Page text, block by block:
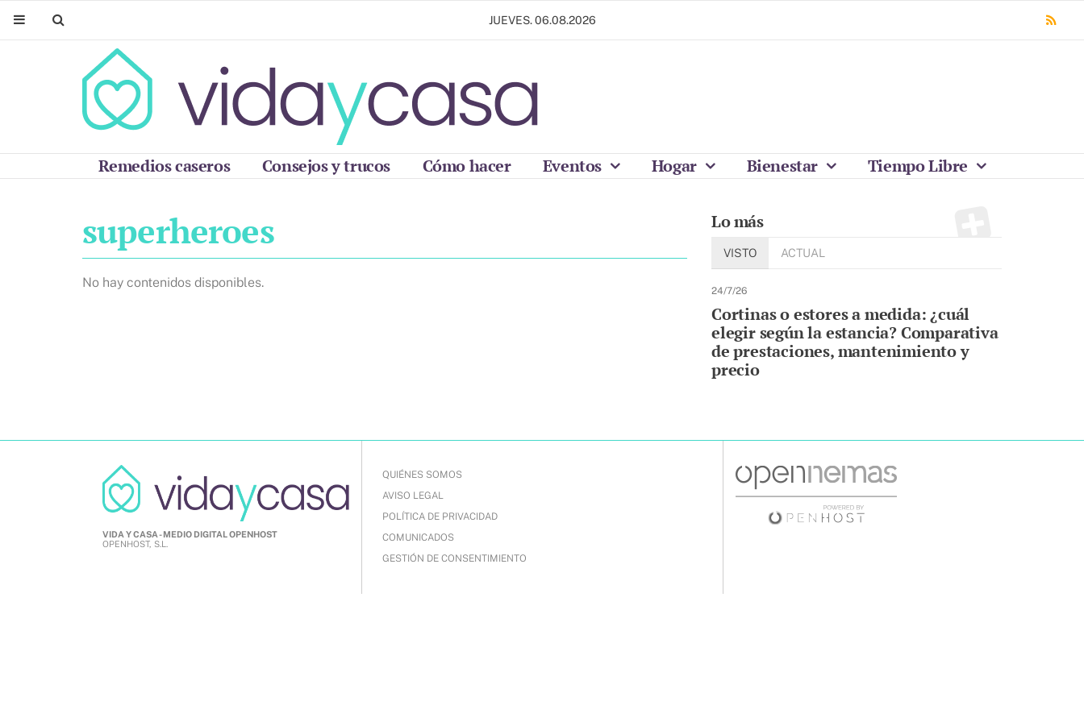
JUEVES. 06.08.2026
Remedios caseros Consejos y trucos Cómo hacer Eventos Hogar Bienestar Tiempo Libre
superheroes
No hay contenidos disponibles.
Lo más
VISTO ACTUAL
24/7/26
Cortinas o estores a medida: ¿cuál
elegir según la estancia? Comparativa
de prestaciones, mantenimiento y
precio
VIDA Y CASA - MEDIO DIGITAL OPENHOST
OPENHOST, S.L.
QUIÉNES SOMOS
AVISO LEGAL
POLÍTICA DE PRIVACIDAD
COMUNICADOS
GESTIÓN DE CONSENTIMIENTO